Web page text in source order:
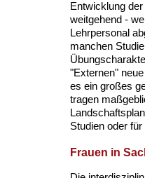
Entwicklung
weitgehend -
Lehrpersonal
manchen
"Externen"
es ein großes
tragen
Studien oder
Frauen in